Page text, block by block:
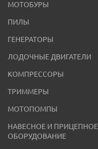
МОТОБУРЫ
ПИЛЫ
ГЕНЕРАТОРЫ
ЛОДОЧНЫЕ ДВИГАТЕЛИ
КОМПРЕССОРЫ
ТРИММЕРЫ
МОТОПОМПЫ
НАВЕСНОЕ И ПРИЦЕПНОЕ
ОБОРУДОВАНИЕ